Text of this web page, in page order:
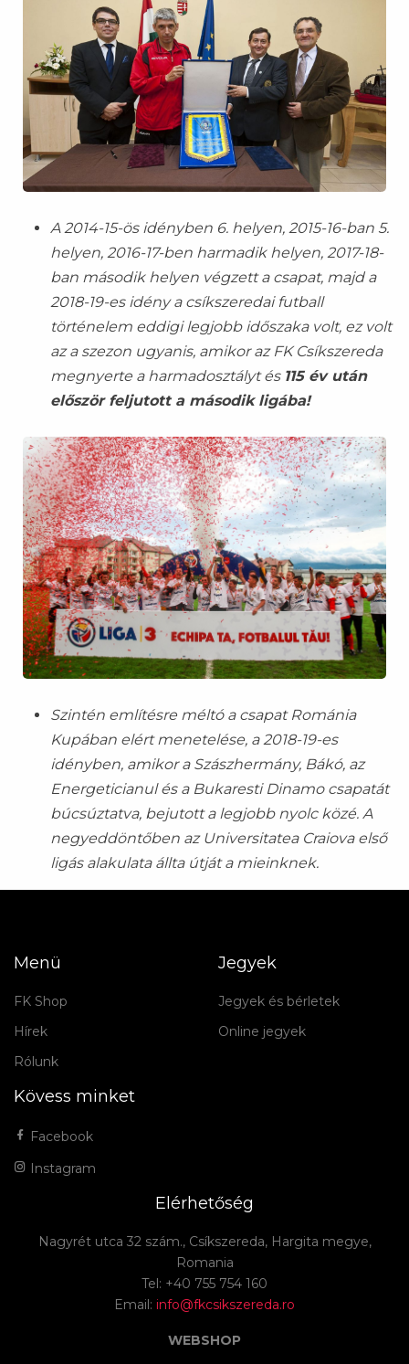
A 2014-15-ös idényben 6. helyen, 2015-16-ban 5.
helyen, 2016-17-ben harmadik helyen, 2017-18-
ban második helyen végzett a csapat, majd a
2018-19-es idény a csíkszeredai futball
történelem eddigi legjobb időszaka volt, ez volt
az a szezon ugyanis, amikor az FK Csíkszereda
megnyerte a harmadosztályt és 115 év után
először feljutott a második ligába!
Szintén említésre méltó a csapat Románia
Kupában elért menetelése, a 2018-19-es
idényben, amikor a Szászhermány, Bákó, az
Energeticianul és a Bukaresti Dinamo csapatát
búcsúztatva, bejutott a legjobb nyolc közé. A
negyeddöntőben az Universitatea Craiova első
ligás alakulata állta útját a mieinknek.
Menü
FK Shop
Hírek
Rólunk
Jegyek
Jegyek és bérletek
Online jegyek
Kövess minket
Facebook
Instagram
Elérhetőség
Nagyrét utca 32 szám., Csíkszereda, Hargita megye,
Romania
Tel: +40 755 754 160
Email: info@fkcsikszereda.ro
WEBSHOP